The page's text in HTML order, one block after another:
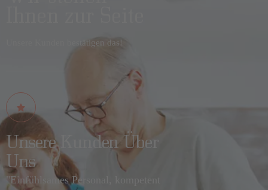
Unsere Kunden bestätigen das!
Unsere Kunden Über
Uns
"Einfühlsames Personal, kompetent